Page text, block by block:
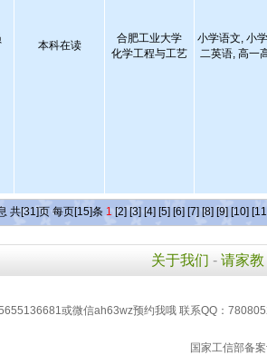
本科在读
合肥工业大学
化学工程与工艺
小学语文, 小
二英语, 高一
共[31]页 每页[15]条 1 [2] [3] [4] [5] [6] [7] [8] [9] [10]
关于我们 - 请家教
或微信ah63wz预约我哦 联系QQ：
国家工信部备